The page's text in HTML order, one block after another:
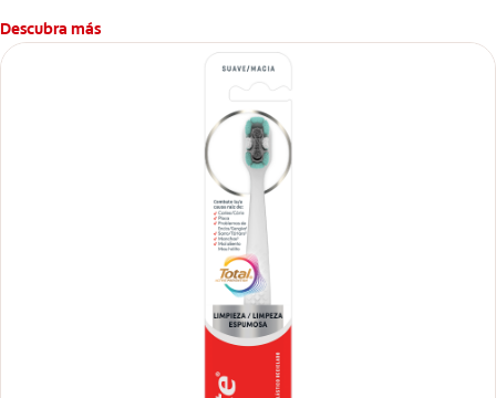
*Protección usando 2 veces al día.
causados por bacterias como: placa, caries, sarro y mal aliento.
Descubra más